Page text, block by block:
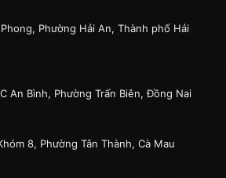
Phường Hải An, Thành phố Hải
An Bình, Phường Trấn Biên, Đồng Nai
8, Phường Tân Thành, Cà Mau